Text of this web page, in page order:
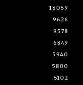
18059
9626
9578
6849
5940
5800
5102